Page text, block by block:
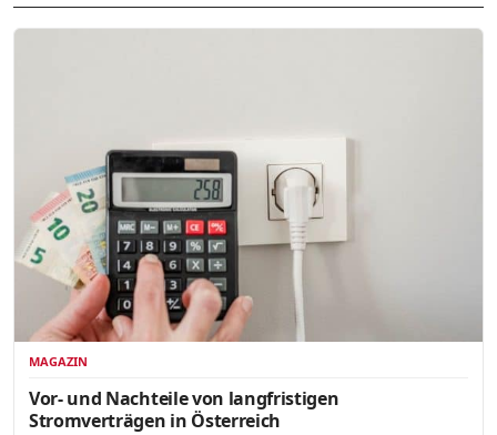
MAGAZIN
Vor- und Nachteile von langfristigen
Stromverträgen in Österreich